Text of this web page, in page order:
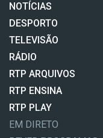
NOTÍCIAS
DESPORTO
TELEVISÃO
RÁDIO
RTP ARQUIVOS
RTP ENSINA
RTP PLAY
EM DIRETO